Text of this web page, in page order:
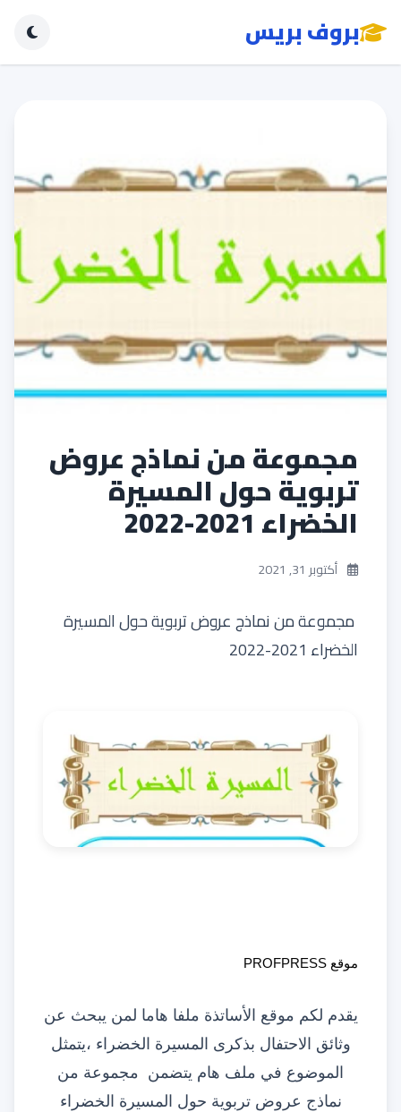
بروف بريس
مجموعة من نماذج عروض
تربوية حول المسيرة
الخضراء 2021-2022
أكتوبر 31, 2021
مجموعة من نماذج عروض تربوية حول المسيرة
الخضراء 2021-2022
موقع PROFPRESS
يقدم لكم موقع الأساتذة ملفا هاما لمن يبحث عن
وثائق الاحتفال بذكرى المسيرة الخضراء ،يتمثل
الموضوع في ملف هام يتضمن مجموعة من
نماذج عروض تربوية حول المسيرة الخضراء